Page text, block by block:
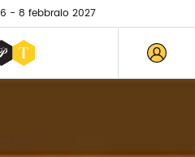
6 - 8 febbraio 2027